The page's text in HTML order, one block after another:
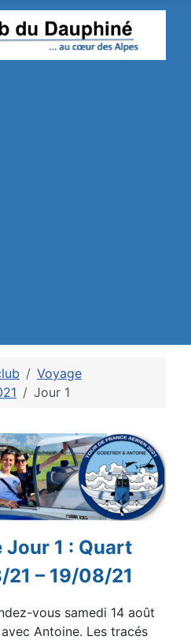
Voyage
Jour 1
Jour 1 : Quart
– 19/08/21
vous samedi 14 août
Antoine. Les tracés